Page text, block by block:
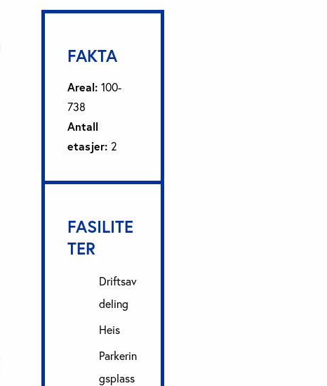
FAKTA
Areal: 100-
738
Antall
etasjer: 2
FASILITE
TER
Driftsav
deling
Heis
Parkerin
gsplass